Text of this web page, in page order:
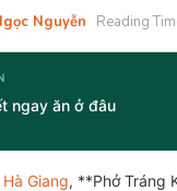
Nguyễn Reading
ngay ăn ở đâu
Hà Giang, **Phở Tráng